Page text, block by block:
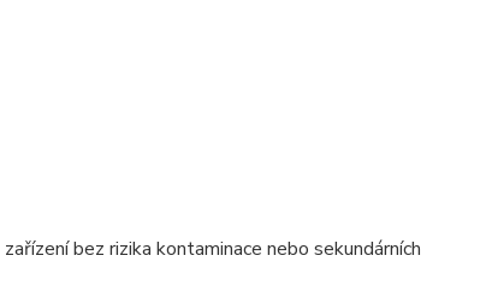
bez rizika kontaminace nebo sekundárních